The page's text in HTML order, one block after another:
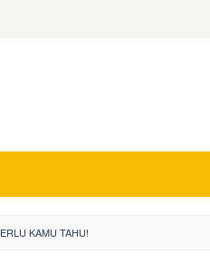
KAMU TAHU!